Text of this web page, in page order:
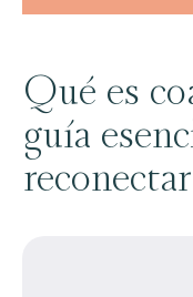
Qué es
guía